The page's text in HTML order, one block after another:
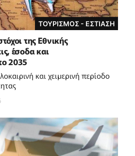
ΤΟΥΡΙΣΜΟΣ - ΕΣΤΙΑΣΗ
της Εθνικής
έσοδα και
2035
και χειμερινή περίοδο